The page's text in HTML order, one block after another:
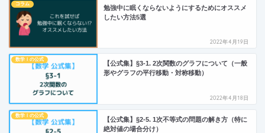
コラム
勉強中に眠くならないようにするためにオススメ
したい方法5選
2022年4月19日
数学Ⅰの公式
【公式集】§3-1. 2次関数のグラフについて（一般
形やグラフの平行移動・対称移動）
2022年4月18日
数学Ⅰの公式
【公式集】§2-5. 1次不等式の問題の解き方（特に
絶対値の場合分け）